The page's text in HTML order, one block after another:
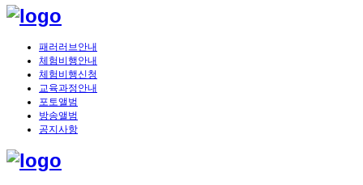
패러러브안내
체험비행안내
체험비행신청
교육과정안내
포토앨범
방송앨범
공지사항